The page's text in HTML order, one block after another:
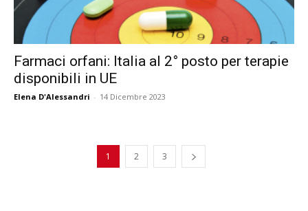
Farmaci orfani: Italia al 2° posto per terapie
disponibili in UE
Elena D'Alessandri - 14 Dicembre 2023
1 2 3